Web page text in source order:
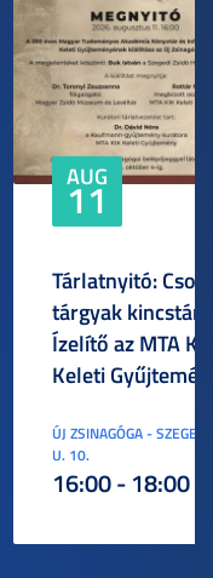
AUG
11
Tárlatnyitó:
tárgyak
Ízelítő az MTA
Keleti
ÚJ ZSINAGÓGA -
U. 10.
16:00 - 18:00